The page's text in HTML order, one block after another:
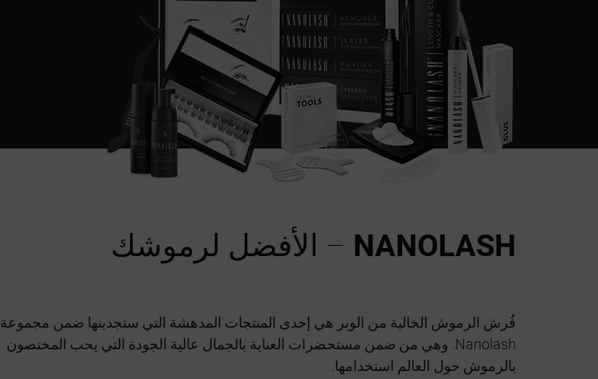
NANOLASH – الأفضل لرموشك
فُرش الرموش الخالية من الوبر هي إحدى المنتجات المدهشة التي ستجدينها ضمن مجموعة
Nanolash. وهي من ضمن مستحضرات العناية بالجمال عالية الجودة التي يحب المختصون
بالرموش حول العالم استخدامها.